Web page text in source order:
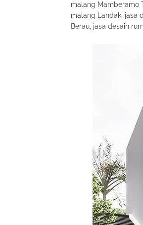
malang Mamberamo
malang Landak, jasa
Berau, jasa desain